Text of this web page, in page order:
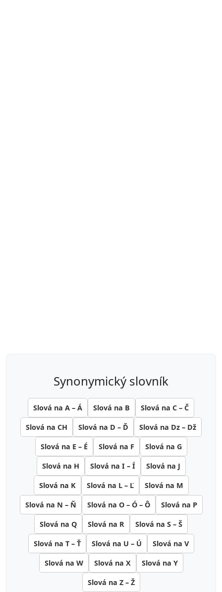
synonymický slovník
Slová na A – Á Slová na B Slová na C – Č
Slová na CH Slová na D – Ď Slová na Dz – Dž
Slová na E – É Slová na F Slová na G
Slová na H Slová na I – Í Slová na J
Slová na K Slová na L – Ľ Slová na M
Slová na N – Ň Slová na O – Ó – Ô Slová na P
Slová na Q Slová na R Slová na S – Š
Slová na T – Ť Slová na U – Ú Slová na V
Slová na W Slová na X Slová na Y
Slová na Z – Ž